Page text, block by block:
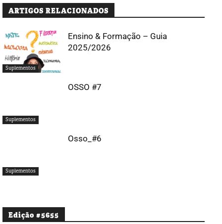
ARTIGOS RELACIONADOS
Suplementos
Ensino & Formação – Guia
2025/2026
Suplementos
OSSO #7
Suplementos
Osso_#6
Edição #5655